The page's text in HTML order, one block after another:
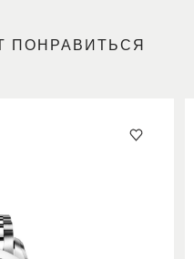
ПОНРАВИТЬСЯ